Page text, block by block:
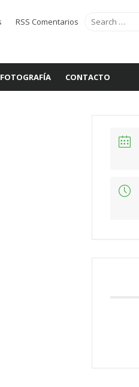
Search
for:
RSS Comentarios
FOTOGRAFÍA CONTACTO